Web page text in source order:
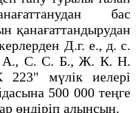
бас
қанағаттандырудан
Д.г. е., д. с.
С. С. Б., Ж. К. Н.
мүлік иелері
500 000 теңге
өндіріп алынсын.